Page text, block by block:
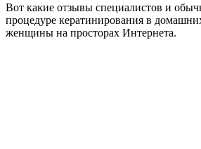
Вот какие отзывы специалистов и
процедуре кератинирования в
женщины на просторах Интернета.